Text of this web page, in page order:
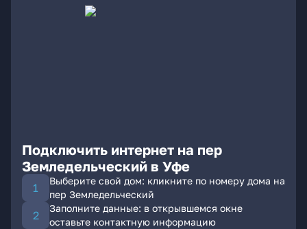
Подключить интернет на пер
Земледельческий в Уфе
Выберите свой дом: кликните по номеру дома на
пер Земледельческий
Заполните данные: в открывшемся окне
оставьте контактную информацию